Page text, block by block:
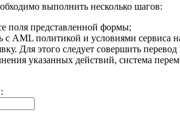
выполнить несколько шагов:
поля представленной формы;
с AML политикой и условиями сервиса
Для этого следует совершить
указанных действий, система
: